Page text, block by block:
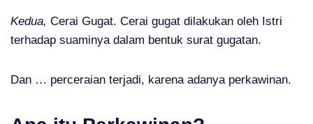
Kedua, Cerai Gugat. Cerai gugat dilakukan oleh Istri
terhadap suaminya dalam bentuk surat gugatan.
Dan … perceraian terjadi, karena adanya perkawinan.